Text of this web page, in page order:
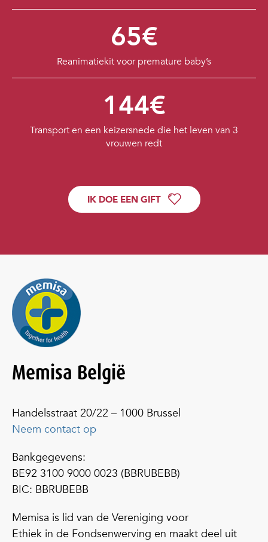
65€
Reanimatiekit voor premature baby’s
144€
Transport en een keizersnede die het leven van 3
vrouwen redt
IK DOE EEN GIFT
Memisa België
Handelsstraat 20/22 – 1000 Brussel
Neem contact op
Bankgegevens:
BE92 3100 9000 0023 (BBRUBEBB)
BIC: BBRUBEBB
Memisa is lid van de Vereniging voor
Ethiek in de Fondsenwerving en maakt deel uit